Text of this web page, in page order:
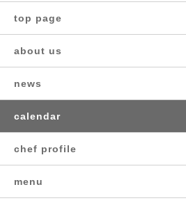
top page
about us
news
calendar
chef profile
menu